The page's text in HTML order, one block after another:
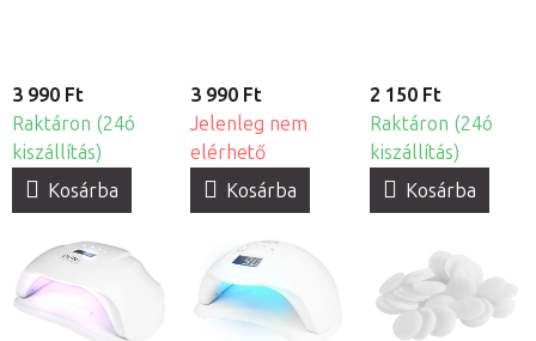
3 990 Ft
Raktáron (24ó
kiszállítás)
Kosárba
3 990 Ft
Jelenleg nem
elérhető
Kosárba
2 150 Ft
Raktáron (24ó
kiszállítás)
Kosárba